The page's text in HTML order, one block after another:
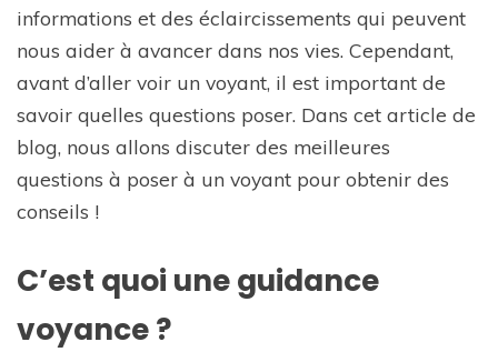
informations et des éclaircissements qui peuvent
nous aider à avancer dans nos vies. Cependant,
avant d’aller voir un voyant, il est important de
savoir quelles questions poser. Dans cet article de
blog, nous allons discuter des meilleures
questions à poser à un voyant pour obtenir des
conseils !
C’est quoi une guidance
voyance ?